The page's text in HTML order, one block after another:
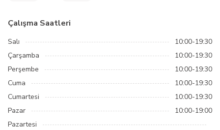
Çalışma Saatleri
Salı
10:00-19:30
Çarşamba
10:00-19:30
Perşembe
10:00-19:30
Cuma
10:00-19:30
Cumartesi
10:00-19:30
Pazar
10:00-19:00
Pazartesi